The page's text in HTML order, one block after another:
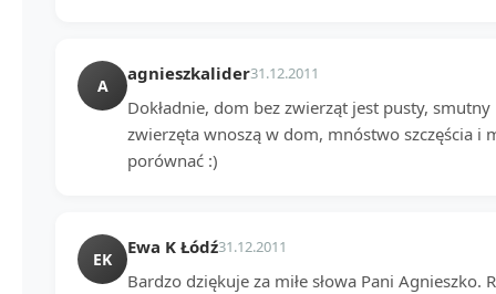
A
agnieszkalider31.12.2011
Dokładnie, dom bez zwierząt jest pusty,
zwierzęta wnoszą w dom, mnóstwo szczęścia i
porównać :)
EK
Ewa K Łódź31.12.2011
Bardzo dziękuje za miłe słowa Pani Agnieszko.